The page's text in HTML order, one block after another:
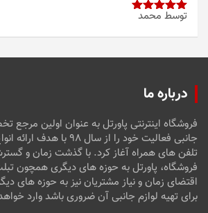
امتیاز5از
توسط محمد
درباره ما
فروشگاه اینترنتی پاورتل به عنوان اولین
جانبی فعالیت خود را از سال
تلفن های همراه آغاز کرد. با گذشت زمان و
فروشگاه، پاورتل به حوزه های دیگری همچون
اقتضای زمان و نیاز مشتریان نیز به حوزه های
برای تهیه لوازم جانبی آن ضروری باشد وارد